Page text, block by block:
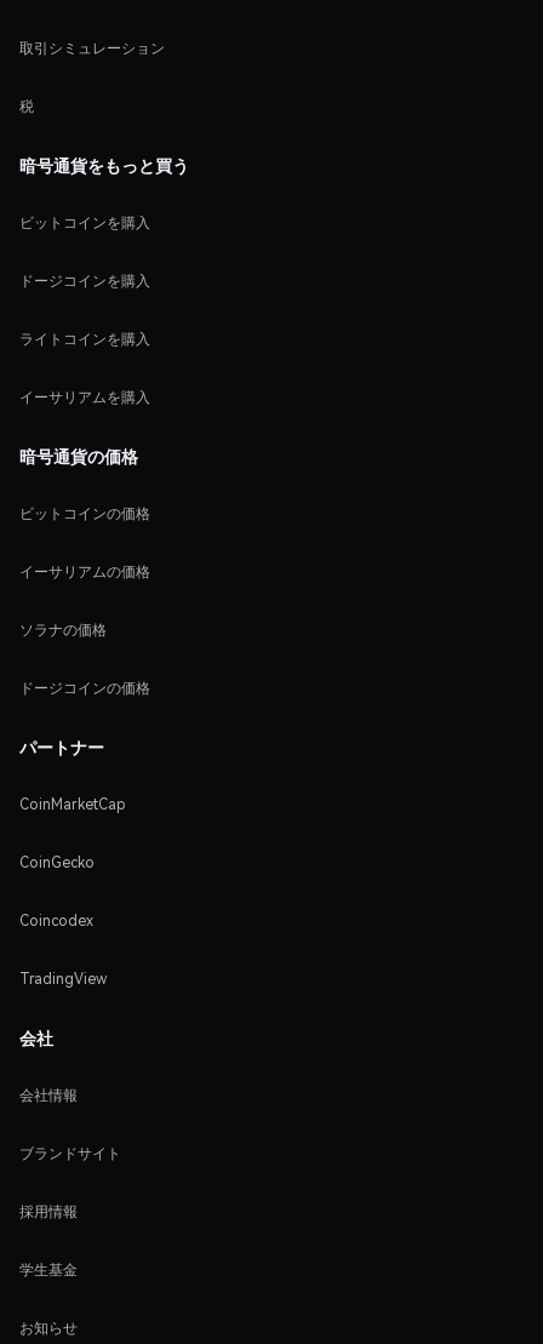
取引シミュレーション
税
暗号通貨をもっと買う
ビットコインを購入
ドージコインを購入
ライトコインを購入
イーサリアムを購入
暗号通貨の価格
ビットコインの価格
イーサリアムの価格
ソラナの価格
ドージコインの価格
パートナー
CoinMarketCap
CoinGecko
Coincodex
TradingView
会社
会社情報
ブランドサイト
採用情報
学生基金
お知らせ